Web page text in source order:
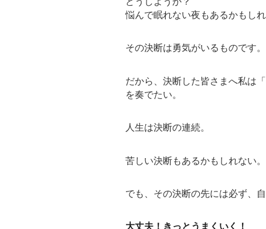
悩んで眠れない夜もあるかもしれ
その決断は勇気がいるものです。
だから、決断した皆さまへ私は
を奏でたい。
人生は決断の連続。
苦しい決断もあるかもしれない。
でも、その決断の先には必ず、
大丈夫！きっとうまくいく！